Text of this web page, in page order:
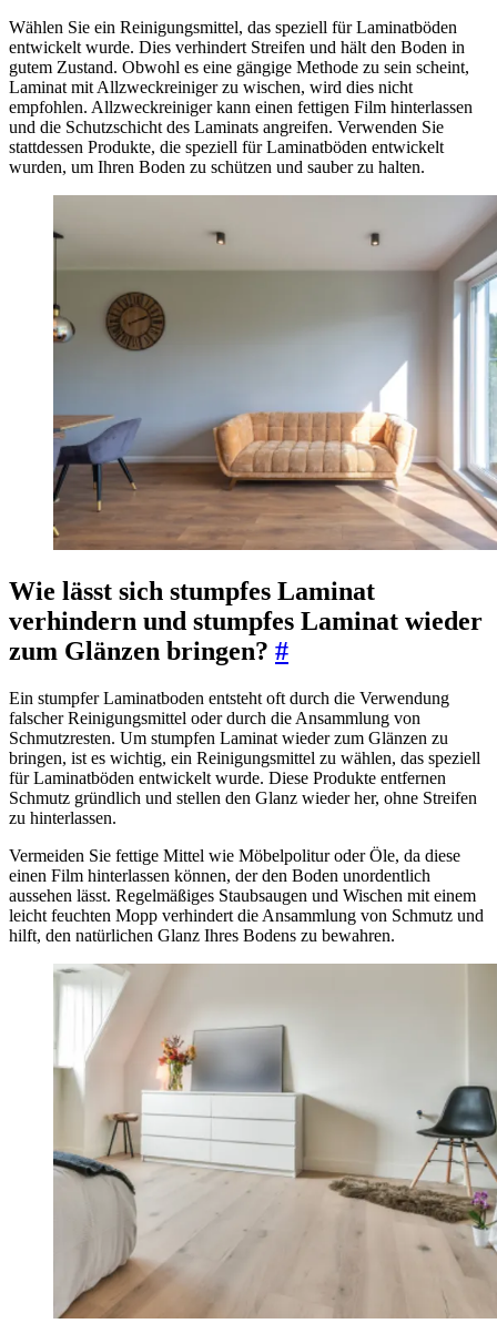
Wählen Sie ein Reinigungsmittel, das speziell für Laminatböden
entwickelt wurde. Dies verhindert Streifen und hält den Boden in
gutem Zustand. Obwohl es eine gängige Methode zu sein scheint,
Laminat mit Allzweckreiniger zu wischen, wird dies nicht
empfohlen. Allzweckreiniger kann einen fettigen Film hinterlassen
und die Schutzschicht des Laminats angreifen. Verwenden Sie
stattdessen Produkte, die speziell für Laminatböden entwickelt
wurden, um Ihren Boden zu schützen und sauber zu halten.
Wie lässt sich stumpfes Laminat
verhindern und stumpfes Laminat wieder
zum Glänzen bringen? #
Ein stumpfer Laminatboden entsteht oft durch die Verwendung
falscher Reinigungsmittel oder durch die Ansammlung von
Schmutzresten. Um stumpfen Laminat wieder zum Glänzen zu
bringen, ist es wichtig, ein Reinigungsmittel zu wählen, das speziell
für Laminatböden entwickelt wurde. Diese Produkte entfernen
Schmutz gründlich und stellen den Glanz wieder her, ohne Streifen
zu hinterlassen.
Vermeiden Sie fettige Mittel wie Möbelpolitur oder Öle, da diese
einen Film hinterlassen können, der den Boden unordentlich
aussehen lässt. Regelmäßiges Staubsaugen und Wischen mit einem
leicht feuchten Mopp verhindert die Ansammlung von Schmutz und
hilft, den natürlichen Glanz Ihres Bodens zu bewahren.